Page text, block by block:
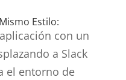
Estilo:
con un
a Slack
el entorno de